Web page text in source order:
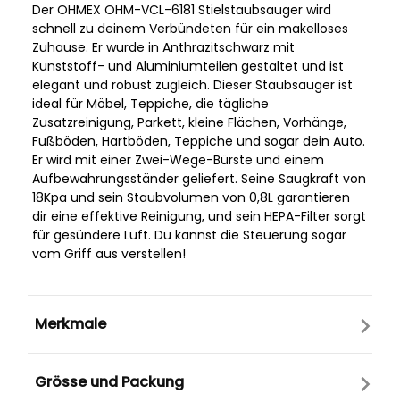
Der OHMEX OHM-VCL-6181 Stielstaubsauger wird
schnell zu deinem Verbündeten für ein makelloses
Zuhause. Er wurde in Anthrazitschwarz mit
Kunststoff- und Aluminiumteilen gestaltet und ist
elegant und robust zugleich. Dieser Staubsauger ist
ideal für Möbel, Teppiche, die tägliche
Zusatzreinigung, Parkett, kleine Flächen, Vorhänge,
Fußböden, Hartböden, Teppiche und sogar dein Auto.
Er wird mit einer Zwei-Wege-Bürste und einem
Aufbewahrungsständer geliefert. Seine Saugkraft von
18Kpa und sein Staubvolumen von 0,8L garantieren
dir eine effektive Reinigung, und sein HEPA-Filter sorgt
für gesündere Luft. Du kannst die Steuerung sogar
vom Griff aus verstellen!
Merkmale
Grösse und Packung